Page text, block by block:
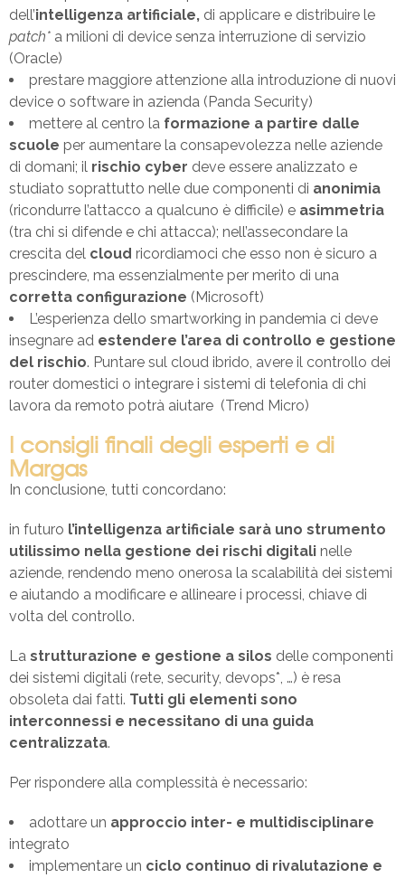
dell’intelligenza artificiale, di applicare e distribuire le
patch* a milioni di device senza interruzione di servizio
(Oracle)
prestare maggiore attenzione alla introduzione di nuovi
device o software in azienda (Panda Security)
mettere al centro la formazione a partire dalle
scuole per aumentare la consapevolezza nelle aziende
di domani; il rischio cyber deve essere analizzato e
studiato soprattutto nelle due componenti di anonimia
(ricondurre l’attacco a qualcuno è difficile) e asimmetria
(tra chi si difende e chi attacca); nell’assecondare la
crescita del cloud ricordiamoci che esso non è sicuro a
prescindere, ma essenzialmente per merito di una
corretta configurazione (Microsoft)
L’esperienza dello smartworking in pandemia ci deve
insegnare ad estendere l’area di controllo e gestione
del rischio. Puntare sul cloud ibrido, avere il controllo dei
router domestici o integrare i sistemi di telefonia di chi
lavora da remoto potrà aiutare (Trend Micro)
I consigli finali degli esperti e di
Margas
In conclusione, tutti concordano:
in futuro l’intelligenza artificiale sarà uno strumento
utilissimo nella gestione dei rischi digitali nelle
aziende, rendendo meno onerosa la scalabilità dei sistemi
e aiutando a modificare e allineare i processi, chiave di
volta del controllo.
La strutturazione e gestione a silos delle componenti
dei sistemi digitali (rete, security, devops*, …) è resa
obsoleta dai fatti. Tutti gli elementi sono
interconnessi e necessitano di una guida
centralizzata.
Per rispondere alla complessità è necessario:
adottare un approccio inter- e multidisciplinare
integrato
implementare un ciclo continuo di rivalutazione e